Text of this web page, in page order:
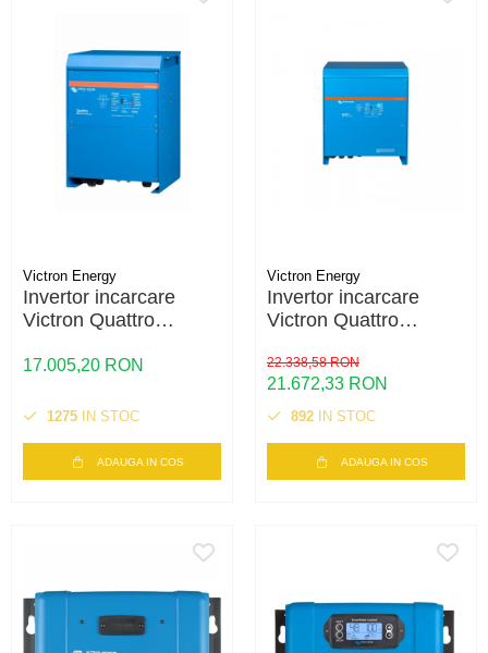
Victron Energy
Invertor incarcare
Victron Quattro
– 10000VA, 48V, dual
17.005,20 RON
1275 IN STOC
ADAUGA IN COS
Victron Energy
Invertor incarcare
Victron Quattro
– 15000VA, 48V, dual
AC, UPS, PowerAssist
22.338,58 RON
21.672,33 RON
892 IN STOC
ADAUGA IN COS